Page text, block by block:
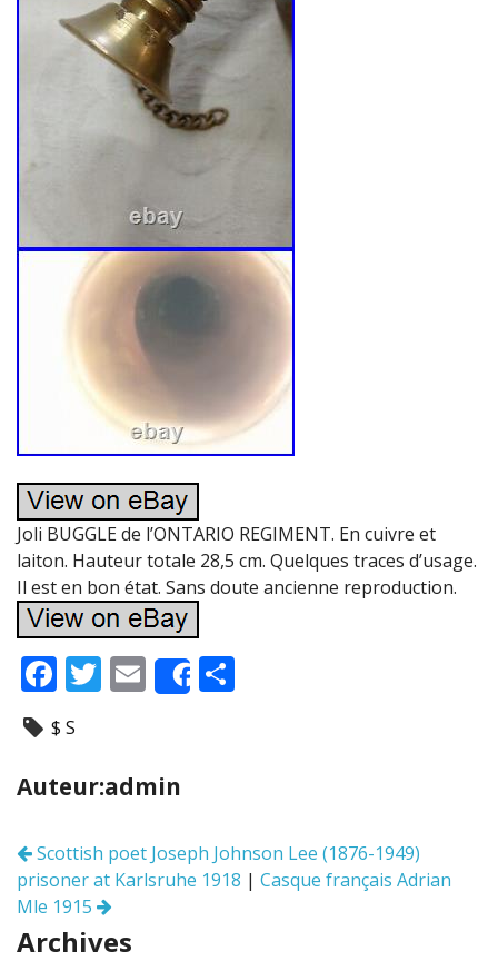
Joli BUGGLE de l’ONTARIO REGIMENT. En cuivre et
laiton. Hauteur totale 28,5 cm. Quelques traces d’usage.
Il est en bon état. Sans doute ancienne reproduction.
F
ac
e
b
o
k
T
er
E
m
l
Share
$ S
Auteur:admin
Navigation
des
articles
Scottish poet Joseph Johnson Lee (1876-1949)
prisoner at Karlsruhe 1918 | Casque français Adrian
Mle 1915
Archives